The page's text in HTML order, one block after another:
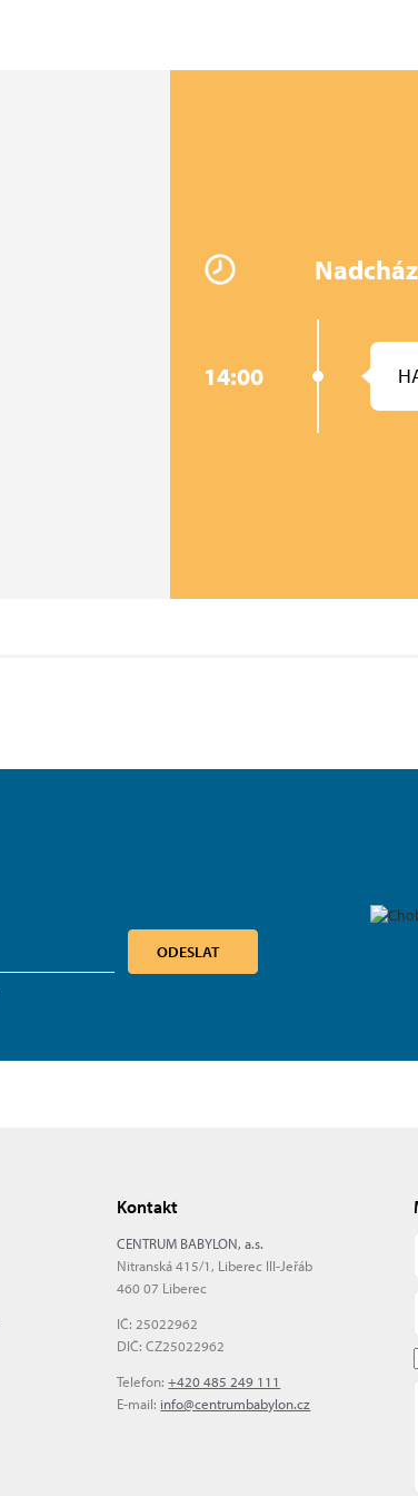
14:00
ODESLAT
Kontakt
CENTRUM BABYLON, a.s.
Nitranská 415/1, Liberec III-Jeřáb
460 07 Liberec
IČ: 25022962
DIČ: CZ25022962
Telefon:+420 485 249 111
E-mail: info@centrumbabylon.cz